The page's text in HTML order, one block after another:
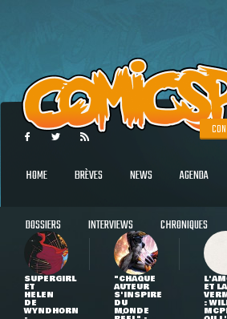
HOME BRÈVES NEWS AGENDA
DOSSIERS INTERVIEWS CHRONIQUES
SUPERGIRL
ET
HELEN
DE
WYNDHORN
"CHAQUE
AUTEUR
S'INSPIRE
DU
MONDE
ET LA
: